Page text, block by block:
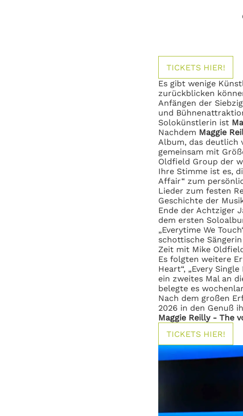
TICKETS HIER!
Es gibt wenige
zurückblicken
Anfängen der
und
Solokünstlerin ist
Nachdem Maggie
Album, das deutlich
gemeinsam mit
Oldfield Group der
Ihre Stimme ist es,
Affair“ zum
Lieder zum festen
Geschichte der
Ende der Achtziger
dem ersten
„Everytime We
schottische
Zeit mit Mike
Es folgten weitere
Heart“, „Every
ein zweites Mal an
belegte es
Nach dem großen
2026 in den Genuß
Maggie Reilly - The
TICKETS HIER!